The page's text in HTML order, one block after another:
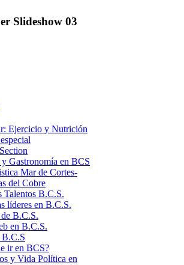
Slideshow 03
Ejercicio y Nutrición
Gastronomía en BCS
Mar de Cortes-
del Cobre
Talentos B.C.S.
líderes en B.C.S.
de B.C.S.
en B.C.S.
B.C.S
ir en BCS?
y Vida Política en